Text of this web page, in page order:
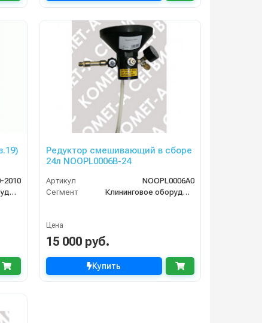
2010
Клининговое оборудование
Редуктор смешивающий в сборе
24л NОOPL0006B-24
Артикул
NOOPL0006A0
Сегмент
Клининговое оборудование
Цена
15 000 руб.
Купить